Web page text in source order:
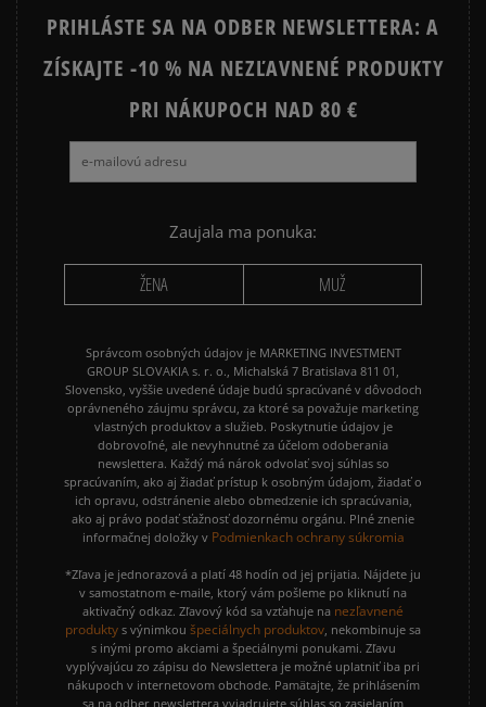
PRIHLÁSTE SA NA ODBER NEWSLETTERA: A
ZÍSKAJTE -10 % NA NEZĽAVNENÉ PRODUKTY
PRI NÁKUPOCH NAD 80 €
Zaujala ma ponuka:
ŽENA MUŽ
Správcom osobných údajov je MARKETING INVESTMENT
GROUP SLOVAKIA s. r. o., Michalská 7 Bratislava 811 01,
Slovensko, vyššie uvedené údaje budú spracúvané v dôvodoch
oprávneného záujmu správcu, za ktoré sa považuje marketing
vlastných produktov a služieb. Poskytnutie údajov je
dobrovoľné, ale nevyhnutné za účelom odoberania
newslettera. Každý má nárok odvolať svoj súhlas so
spracúvaním, ako aj žiadať prístup k osobným údajom, žiadať o
ich opravu, odstránenie alebo obmedzenie ich spracúvania,
ako aj právo podať sťažnosť dozornému orgánu. Plné znenie
informačnej doložky v Podmienkach ochrany súkromia
*Zľava je jednorazová a platí 48 hodín od jej prijatia. Nájdete ju
v samostatnom e-maile, ktorý vám pošleme po kliknutí na
aktivačný odkaz. Zľavový kód sa vzťahuje na nezľavnené
produkty s výnimkou špeciálnych produktov , nekombinuje sa
s inými promo akciami a špeciálnymi ponukami. Zľavu
vyplývajúcu zo zápisu do Newslettera je možné uplatniť iba pri
nákupoch v internetovom obchode. Pamätajte, že prihlásením
sa na odber newslettera vyjadrujete súhlas so zasielaním